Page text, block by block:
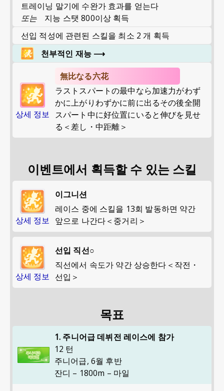
트레이닝 말기에 수완가 효과를 얻는다
또는
지능 스탯 800이상 획득
선입 적성에 관련된 스킬을 최소 2 개 획득
천부적인 재능 ⟶
상세 정보
無比なる六花
ラストスパートの最中なら加速力がわず
かに上がりわずかに前に出るその後全開
スパート中に好位置にいると伸びを見せ
る＜差し・中距離＞
이벤트에서 획득할 수 있는 스킬
상세 정보
이그니션
레이스 중에 스킬을 13회 발동하면 약간
앞으로 나간다＜중거리＞
상세 정보
선입 직선○
직선에서 속도가 약간 상승한다＜작전・
선입＞
목표
1. 주니어급 데뷔전 레이스에 참가
12 턴
주니어급, 6월 후반
잔디 – 1800m – 마일